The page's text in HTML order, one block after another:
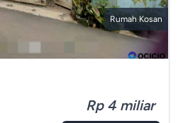
Rumah Kosan
Rp 4 miliar